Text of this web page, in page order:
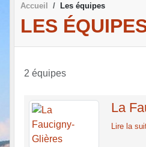
Accueil Les équipes
LES
2 équipes
La
Lire la